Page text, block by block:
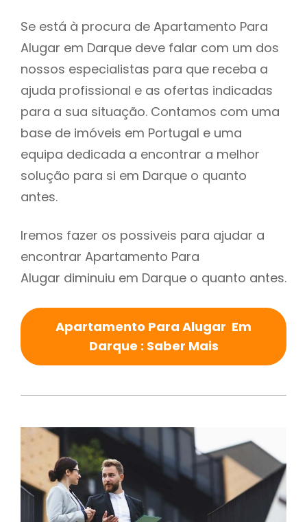
Se está à procura de Apartamento Para
Alugar em Darque deve falar com um dos
nossos especialistas para que receba a
ajuda profissional e as ofertas indicadas
para a sua situação. Contamos com uma
base de imóveis em Portugal e uma
equipa dedicada a encontrar a melhor
solução para si em Darque o quanto
antes.
Iremos fazer os possiveis para ajudar a
encontrar Apartamento Para
Alugar diminuiu em Darque o quanto antes.
Apartamento Para Alugar Em
Darque : Saber Mais